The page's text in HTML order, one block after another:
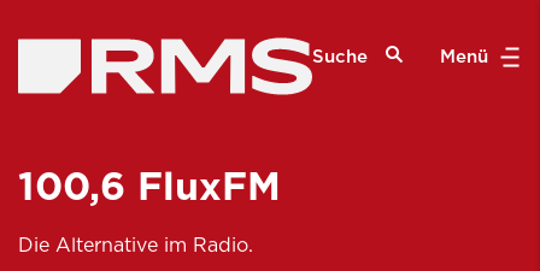
Suche Menü
100,6 FluxFM
Die Alternative im Radio.